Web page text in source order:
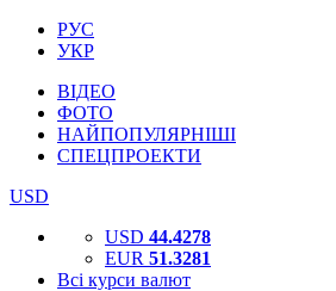
РУС
УКР
ВІДЕО
ФОТО
НАЙПОПУЛЯРНІШІ
СПЕЦПРОЕКТИ
USD
USD 44.4278
EUR 51.3281
Всі курси валют